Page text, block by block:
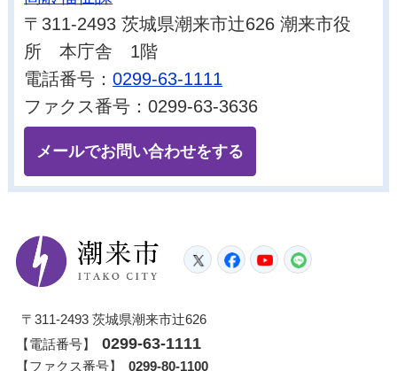
〒311-2493 茨城県潮来市辻626 潮来市役
所 本庁舎 1階
電話番号：0299-63-1111
ファクス番号：0299-63-3636
メールでお問い合わせをする
潮来市
TwitterFacebook
YouTube
〒311-2493 茨城県潮来市辻626
【電話番号】
0299-63-1111
【ファクス番号】 0299-80-1100